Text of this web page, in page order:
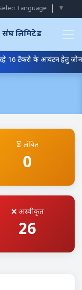
Language ▼
संघ लिमिटेड
16 टेंकरो के आवंटन हेतु जोन
⏳ लंबित
0
❌ अस्वीकृत
26